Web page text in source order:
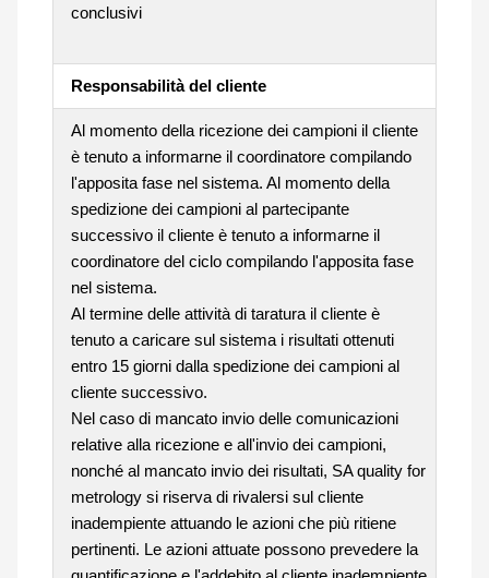
conclusivi
Responsabilità del cliente
Al momento della ricezione dei campioni il cliente
è tenuto a informarne il coordinatore compilando
l'apposita fase nel sistema. Al momento della
spedizione dei campioni al partecipante
successivo il cliente è tenuto a informarne il
coordinatore del ciclo compilando l'apposita fase
nel sistema.
Al termine delle attività di taratura il cliente è
tenuto a caricare sul sistema i risultati ottenuti
entro 15 giorni dalla spedizione dei campioni al
cliente successivo.
Nel caso di mancato invio delle comunicazioni
relative alla ricezione e all'invio dei campioni,
nonché al mancato invio dei risultati, SA quality for
metrology si riserva di rivalersi sul cliente
inadempiente attuando le azioni che più ritiene
pertinenti. Le azioni attuate possono prevedere la